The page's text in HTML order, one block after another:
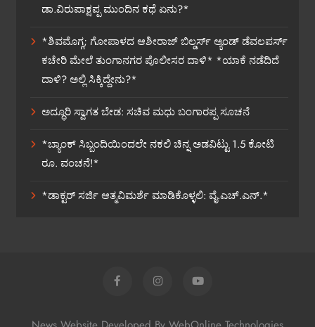
ಡಾ.ವಿರುಪಾಕ್ಷಪ್ಪ ಮುಂದಿನ ಕಥೆ ಏನು?*
*ಶಿವಮೊಗ್ಗ; ಗೋಪಾಳದ ಆಶೀರಾಜ್ ಬಿಲ್ಡರ್ಸ್ ಅ್ಯಂಡ್ ಡೆವಲಪರ್ಸ್
ಕಚೇರಿ ಮೇಲೆ ತುಂಗಾನಗರ ಪೊಲೀಸರ ದಾಳಿ* *ಯಾಕೆ ನಡೆದಿದೆ
ದಾಳಿ? ಅಲ್ಲಿ ಸಿಕ್ಕಿದ್ದೇನು?*
ಅದ್ಧೂರಿ ಸ್ವಾಗತ ಬೇಡ: ಸಚಿವ ಮಧು ಬಂಗಾರಪ್ಪ ಸೂಚನೆ
*ಬ್ಯಾಂಕ್ ಸಿಬ್ಬಂದಿಯಿಂದಲೇ ನಕಲಿ ಚಿನ್ನ ಅಡವಿಟ್ಟು 1.5 ಕೋಟಿ
ರೂ. ವಂಚನೆ!*
*ಡಾಕ್ಟರ್ ಸರ್ಜಿ ಆತ್ಮವಿಮರ್ಶೆ ಮಾಡಿಕೊಳ್ಳಲಿ: ವೈ.ಎಚ್.ಎನ್.*